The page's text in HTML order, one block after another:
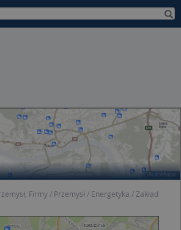
Firmy Przemysł Energetyka
Zakład